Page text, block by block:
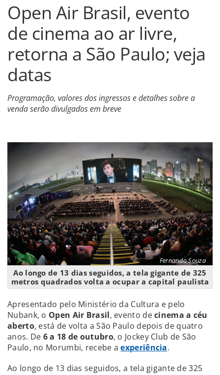
Open Air Brasil, evento
de cinema ao ar livre,
retorna a São Paulo; veja
datas
Programação, valores dos ingressos e detalhes sobre a
venda serão divulgados em breve
Fernando Souza
Ao longo de 13 dias seguidos, a tela gigante de 325
metros quadrados volta a ocupar a capital paulista
Apresentado pelo Ministério da Cultura e pelo
Nubank, o Open Air Brasil, evento decinema a céu
aberto, está de volta a São Paulo depois de quatro
anos. De 6 a 18 de outubro, o Jockey Club de São
Paulo, no Morumbi, recebe aexperiência.
Ao longo de 13 dias seguidos, a tela gigante de 325